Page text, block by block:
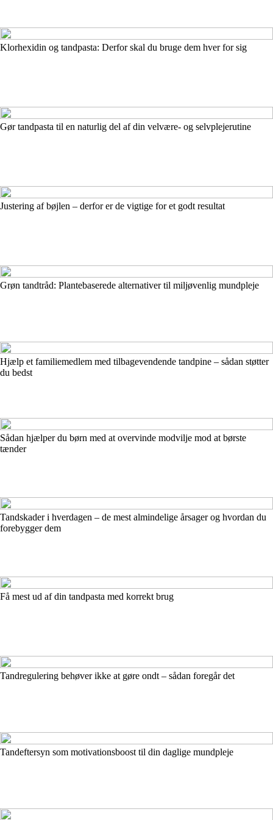
Klorhexidin og tandpasta: Derfor skal du bruge dem hver for sig
Gør tandpasta til en naturlig del af din velvære- og selvplejerutine
Justering af bøjlen – derfor er de vigtige for et godt resultat
Grøn tandtråd: Plantebaserede alternativer til miljøvenlig mundpleje
Hjælp et familiemedlem med tilbagevendende tandpine – sådan støtter
du bedst
Sådan hjælper du børn med at overvinde modvilje mod at børste
tænder
Tandskader i hverdagen – de mest almindelige årsager og hvordan du
forebygger dem
Få mest ud af din tandpasta med korrekt brug
Tandregulering behøver ikke at gøre ondt – sådan foregår det
Tandeftersyn som motivationsboost til din daglige mundpleje